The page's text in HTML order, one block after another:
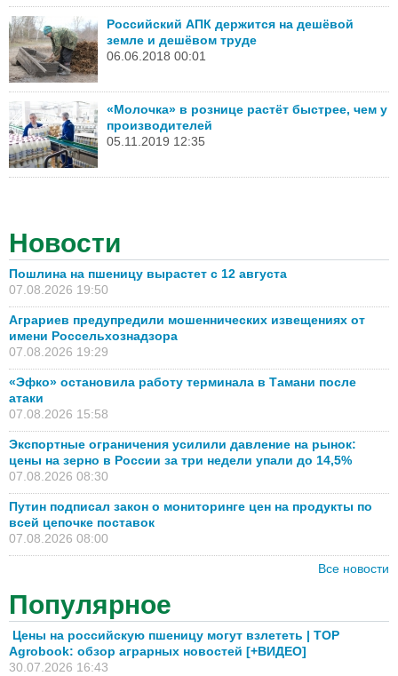
Российский АПК держится на дешёвой
земле и дешёвом труде
06.06.2018 00:01
«Молочка» в рознице растёт быстрее, чем у
производителей
05.11.2019 12:35
Новости
Пошлина на пшеницу вырастет с 12 августа
07.08.2026 19:50
Аграриев предупредили мошеннических извещениях от
имени Россельхознадзора
07.08.2026 19:29
«Эфко» остановила работу терминала в Тамани после
атаки
07.08.2026 15:58
Экспортные ограничения усилили давление на рынок:
цены на зерно в России за три недели упали до 14,5%
07.08.2026 08:30
Путин подписал закон о мониторинге цен на продукты по
всей цепочке поставок
07.08.2026 08:00
Все новости
Популярное
Цены на российскую пшеницу могут взлететь | TOP
Agrobook: обзор аграрных новостей [+ВИДЕО]
30.07.2026 16:43